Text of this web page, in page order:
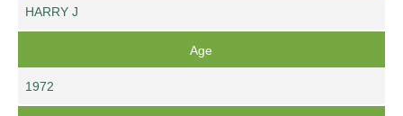
HARRY J
Age
1972